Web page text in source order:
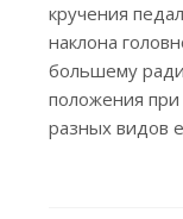
кручения
наклона
большему
положения
разных видов